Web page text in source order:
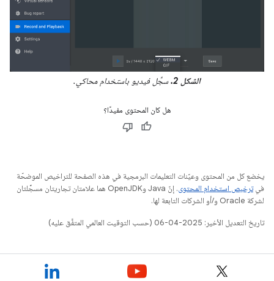
الشكل 2. سجِّل فيديو باستخدام محاكي.
هل كان المحتوى مفيدًا؟
يخضع كل من المحتوى وعيّنات التعليمات البرمجية في هذه الصفحة للتراخيص الموضحّة
فيترخيص استخدام المحتوى
. إنّ Java وOpenJDK هما علامتان تجاريتان مسجَّلتان
لشركة Oracle و/أو الشركات التابعة لها.
تاريخ التعديل الأخير: 2025-04-06 (حسب التوقيت العالمي المتفَّق عليه)